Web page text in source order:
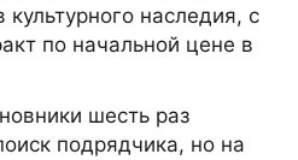
наследия, с
по начальной цене в
шесть раз
подрядчика, но на